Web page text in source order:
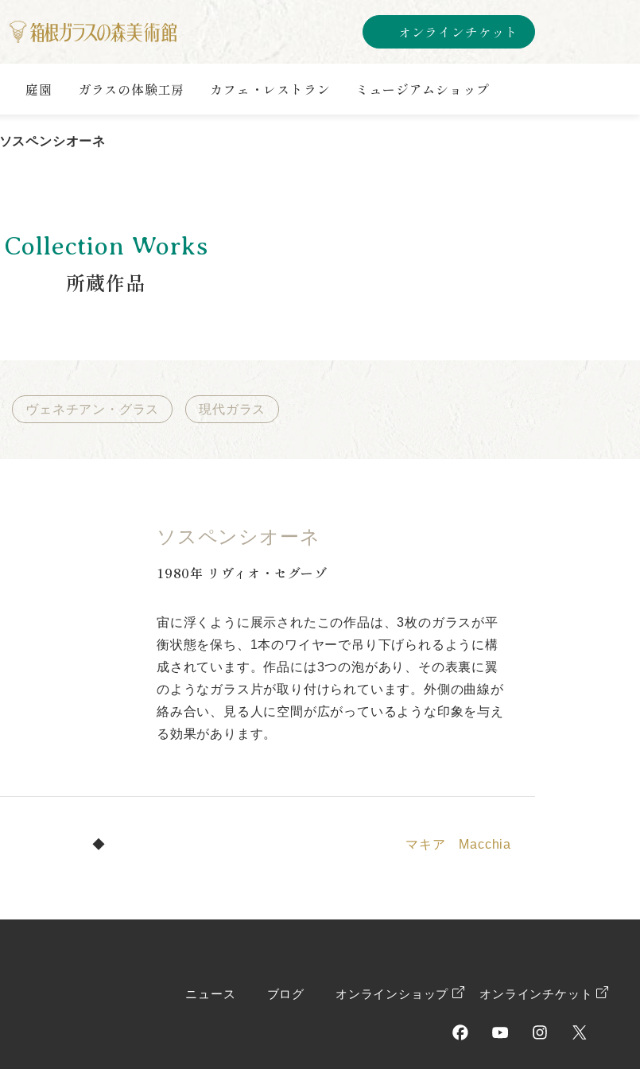
オンラインチケット
庭園 ガラスの体験工房 カフェ・レストラン ミュージアムショップ
ソスペンシオーネ
Collection Works
所蔵作品
ヴェネチアン・グラス 現代ガラス
ソスペンシオーネ
1980年 リヴィオ・セグーゾ
宙に浮くように展示されたこの作品は、3枚のガラスが平
衡状態を保ち、1本のワイヤーで吊り下げられるように構
成されています。作品には3つの泡があり、その表裏に翼
のようなガラス片が取り付けられています。外側の曲線が
絡み合い、見る人に空間が広がっているような印象を与え
る効果があります。
マキア Macchia
ニュース ブログ オンラインショップ オンラインチケット